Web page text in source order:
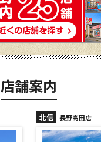
店舗案内
北信 長野駅前店